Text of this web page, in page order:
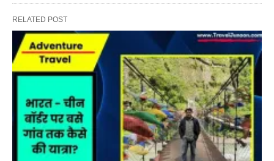
RELATED POST